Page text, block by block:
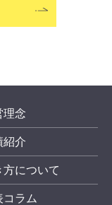
理念
紹介
方について
コラム